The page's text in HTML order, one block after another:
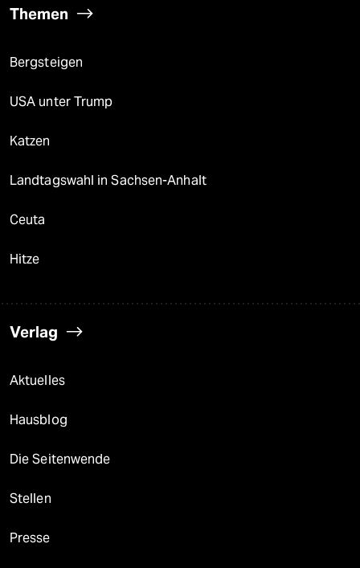
Themen
Bergsteigen
USA unter Trump
Katzen
Landtagswahl in Sachsen-Anhalt
Ceuta
Hitze
Verlag
Aktuelles
Hausblog
Die Seitenwende
Stellen
Presse